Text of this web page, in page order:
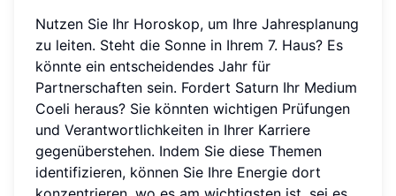
Nutzen Sie Ihr Horoskop, um Ihre Jahresplanung
zu leiten. Steht die Sonne in Ihrem 7. Haus? Es
könnte ein entscheidendes Jahr für
Partnerschaften sein. Fordert Saturn Ihr Medium
Coeli heraus? Sie könnten wichtigen Prüfungen
und Verantwortlichkeiten in Ihrer Karriere
gegenüberstehen. Indem Sie diese Themen
identifizieren, können Sie Ihre Energie dort